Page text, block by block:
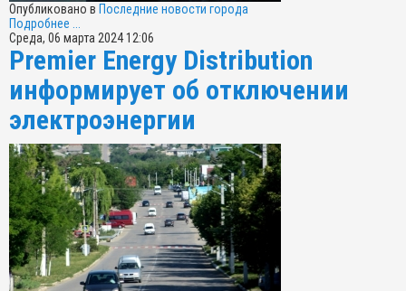
Опубликовано в Последние новости города
Подробнее ...
Среда, 06 марта 2024 12:06
Premier Energy Distribution
информирует об отключении
электроэнергии